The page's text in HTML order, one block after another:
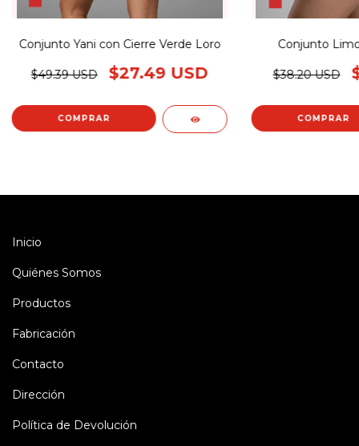
Conjunto Yani con Cierre Verde Loro
$49.39 USD $27.49 USD
COMPRAR
Conjunto
$38.20 USD
COMPRAR
Inicio
Quiénes Somos
Productos
Fabricación
Contacto
Dirección
Política de Devolución